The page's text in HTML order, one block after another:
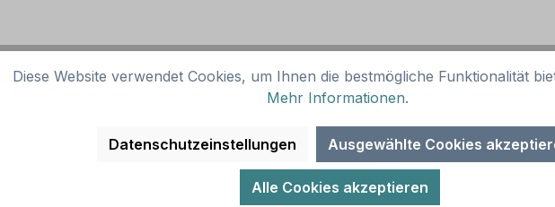
Diese Website verwendet Cookies, um Ihnen die bestmögliche Funktionalität
Mehr Informationen.
Datenschutzeinstellungen Ausgewählte Cookies
Alle Cookies akzeptieren